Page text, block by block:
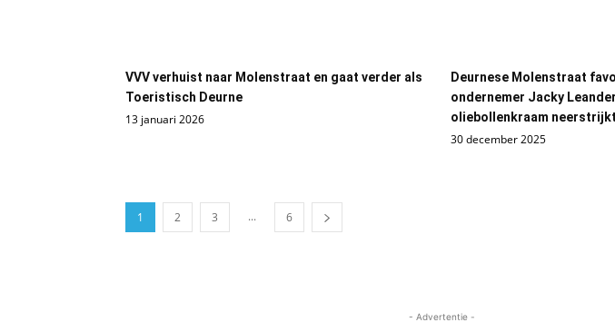
VVV verhuist naar Molenstraat en gaat verder als
Toeristisch Deurne
13 januari 2026
Deurnese Molenstraat
ondernemer Jacky
oliebollenkraam neerstrijkt
30 december 2025
1 2 3 ... 6
- Advertentie -